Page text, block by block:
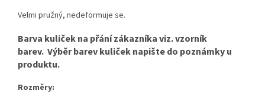
Velmi pružný, nedeformuje se.
Barva kuliček na přání zákazníka viz. vzorník
barev. Výběr barev kuliček napište do poznámky u
produktu.
Rozměry: